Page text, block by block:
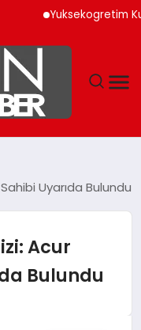
Yuksekogretim
Sahibi Uyarıda Bulundu
Acur
Bulundu